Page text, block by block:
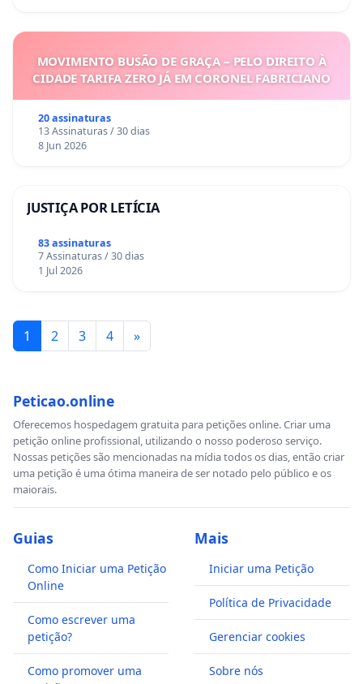
MOVIMENTO BUSÃO DE GRAÇA – PELO DIREITO À
CIDADE TARIFA ZERO JÁ EM CORONEL FABRICIANO
20 assinaturas
13 Assinaturas / 30 dias
8 Jun 2026
JUSTIÇA POR LETÍCIA
83 assinaturas
7 Assinaturas / 30 dias
1 Jul 2026
1 2 3 4 »
Peticao.online
Oferecemos hospedagem gratuita para petições online. Criar uma
petição online profissional, utilizando o nosso poderoso serviço.
Nossas petições são mencionadas na mídia todos os dias, então criar
uma petição é uma ótima maneira de ser notado pelo público e os
maiorais.
Guias
Como Iniciar uma Petição
Online
Como escrever uma
petição?
Como promover uma
Mais
Iniciar uma Petição
Política de Privacidade
Gerenciar cookies
Sobre nós